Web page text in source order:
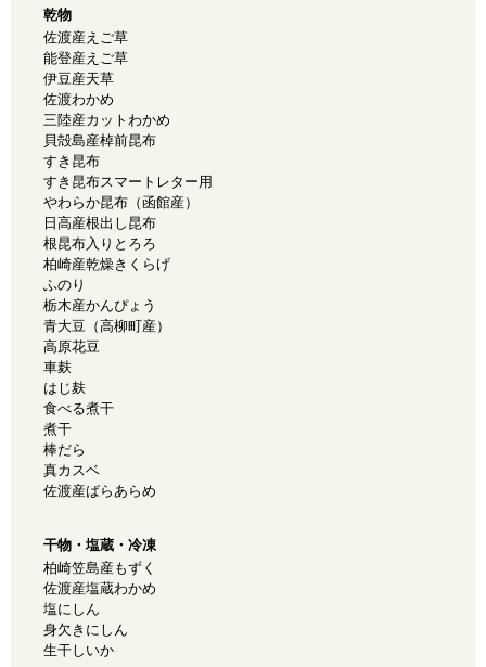
乾物
佐渡産えご草
能登産えご草
伊豆産天草
佐渡わかめ
三陸産カットわかめ
貝殻島産棹前昆布
すき昆布
すき昆布スマートレター用
やわらか昆布（函館産）
日高産根出し昆布
根昆布入りとろろ
柏崎産乾燥きくらげ
ふのり
栃木産かんぴょう
青大豆（高柳町産）
高原花豆
車麸
はじ麸
食べる煮干
煮干
棒だら
真カスベ
佐渡産ばらあらめ
干物・塩蔵・冷凍
柏崎笠島産もずく
佐渡産塩蔵わかめ
塩にしん
身欠きにしん
生干しいか